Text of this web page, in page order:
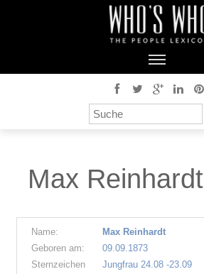
Max Reinhardt
Name:
Max Reinhardt
Geboren am:
09.09.1873
Sternzeichen
Jungfrau 24.08 -23.09